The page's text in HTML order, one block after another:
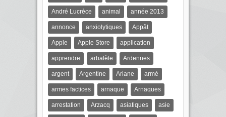
André Lucrèce animal année 2013
annonce anxiolytiques Appât
Apple Apple Store application
apprendre arbalète Ardennes
argent Argentine Ariane armé
armes factices arnaque Arnaques
arrestation Arzacq asiatiques asie